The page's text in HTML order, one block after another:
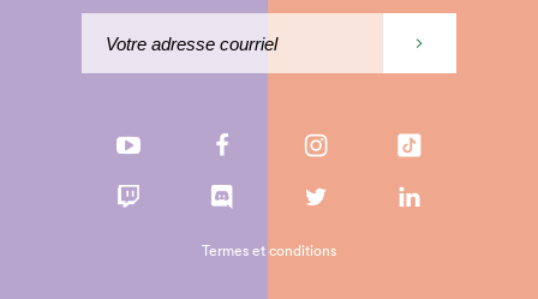
Termes et conditions